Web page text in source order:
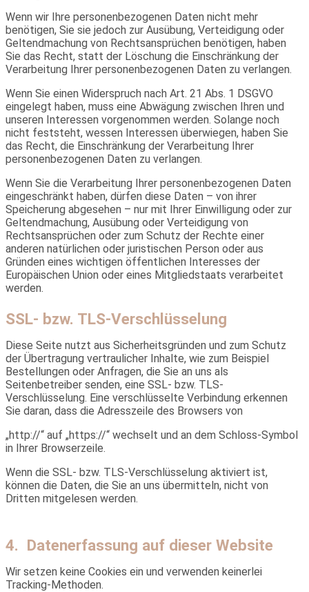
Wenn wir Ihre personenbezogenen Daten nicht mehr
benötigen, Sie sie jedoch zur Ausübung, Verteidigung oder
Geltendmachung von Rechtsansprüchen benötigen, haben
Sie das Recht, statt der Löschung die Einschränkung der
Verarbeitung Ihrer personenbezogenen Daten zu verlangen.
Wenn Sie einen Widerspruch nach Art. 21 Abs. 1 DSGVO
eingelegt haben, muss eine Abwägung zwischen Ihren und
unseren Interessen vorgenommen werden. Solange noch
nicht feststeht, wessen Interessen überwiegen, haben Sie
das Recht, die Einschränkung der Verarbeitung Ihrer
personenbezogenen Daten zu verlangen.
Wenn Sie die Verarbeitung Ihrer personenbezogenen Daten
eingeschränkt haben, dürfen diese Daten – von ihrer
Speicherung abgesehen – nur mit Ihrer Einwilligung oder zur
Geltendmachung, Ausübung oder Verteidigung von
Rechtsansprüchen oder zum Schutz der Rechte einer
anderen natürlichen oder juristischen Person oder aus
Gründen eines wichtigen öffentlichen Interesses der
Europäischen Union oder eines Mitgliedstaats verarbeitet
werden.
SSL- bzw. TLS-Verschlüsselung
Diese Seite nutzt aus Sicherheitsgründen und zum Schutz
der Übertragung vertraulicher Inhalte, wie zum Beispiel
Bestellungen oder Anfragen, die Sie an uns als
Seitenbetreiber senden, eine SSL- bzw. TLS-
Verschlüsselung. Eine verschlüsselte Verbindung erkennen
Sie daran, dass die Adresszeile des Browsers von
„http://“ auf „https://“ wechselt und an dem Schloss-Symbol
in Ihrer Browserzeile.
Wenn die SSL- bzw. TLS-Verschlüsselung aktiviert ist,
können die Daten, die Sie an uns übermitteln, nicht von
Dritten mitgelesen werden.
4. Datenerfassung auf dieser Website
Wir setzen keine Cookies ein und verwenden keinerlei
Tracking-Methoden.